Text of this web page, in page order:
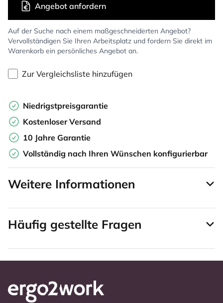
Auf der Suche nach einem maßgeschneiderten Angebot?
Vervollständigen Sie Ihren Arbeitsplatz und fordern Sie direkt im
Warenkorb ein persönliches Angebot an.
Angebot anfordern
Zur Vergleichsliste hinzufügen
Niedrigstpreisgarantie
Kostenloser Versand
10 Jahre Garantie
Vollständig nach Ihren Wünschen konfigurierbar
Weitere Informationen
Häufig gestellte Fragen